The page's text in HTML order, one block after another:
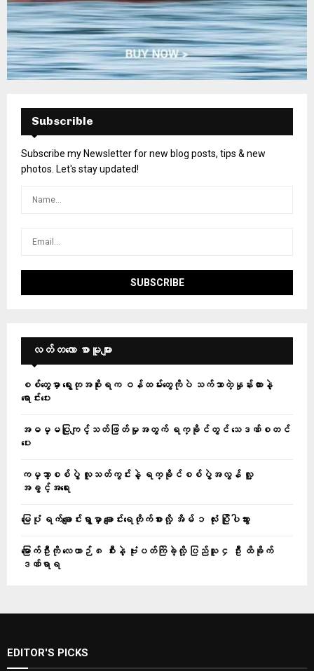
Subscrible
Subscribe my Newsletter for new blog posts, tips & new
photos. Let's stay updated!
လတ်တ‌လော စာမူများ
စစ်တွေမှာ ရွေးတုအစိုးရက ဝန်ထမ်းတွေကိုပဲ သက်သာတဲ့နှုန်းထားနဲ့
ရောင်းပေး
အဓမ္မပြုကျင့်သတ်ဖြတ်မှုအတွက် ရက္ခိုင်တွင် သေဒဏ်စတင်
ပေး
ကမ္ဘာ့စစ်ပွဲ လူသတ်ကွင်းနဲ့ ရက္ခိုင်စစ်ပွဲအလွန် လူ့
အခွင့်အရေး
မြေပုံ ရက်ချောင်းရွာမှာ ချောင်းရေတိုက်စားလို့ အိမ် ၁ လုံး ပြိုပါသွား
မြောက်ဦးကို လေယာဉ် ၈ စီးနဲ့ ဗုံးပတ်ကြဲခဲ့လို့ ပြည်သူ ၄ ဦး ထိခိုက်
ဒဏ်ရာရ
EDITOR'S PICKS